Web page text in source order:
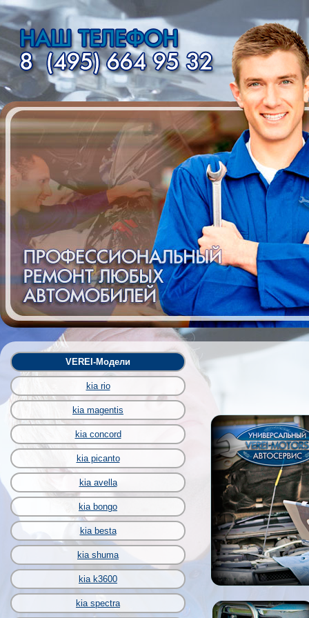
VEREI-Модели
kia rio
kia magentis
kia concord
kia picanto
kia avella
kia bongo
kia besta
kia shuma
kia k3600
kia spectra